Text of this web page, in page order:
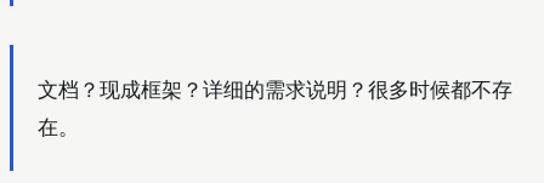
文档？现成框架？详细的需求说明？很多时候都不存
在。